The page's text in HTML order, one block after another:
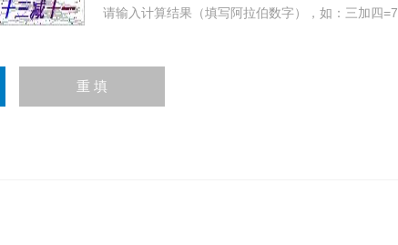
请输入计算结果（填写阿拉伯数字），如：三加四=7